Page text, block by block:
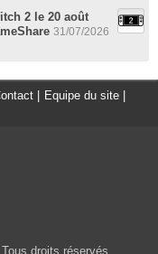
2 le 20 août
31/07/2026
| Equipe du site |
droits réservés.